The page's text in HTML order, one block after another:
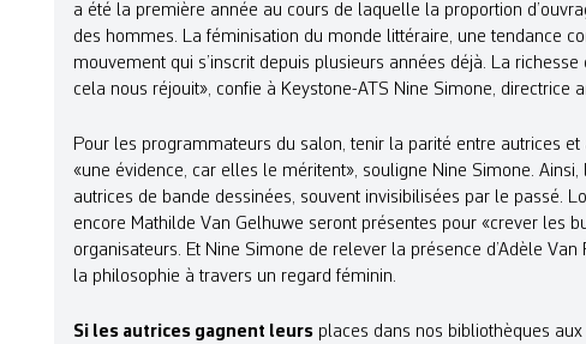
a été la première année au cours de laquelle la proportion
des hommes. La féminisation du monde littéraire, une tendance
mouvement qui s’inscrit depuis plusieurs années déjà. La
cela nous réjouit», confie à Keystone-ATS Nine Simone, directrice
Pour les programmateurs du salon, tenir la parité entre autrices et
«une évidence, car elles le méritent», souligne Nine Simone.
autrices de bande dessinées, souvent invisibilisées par le passé.
encore Mathilde Van Gelhuwe seront présentes pour «crever les
organisateurs. Et Nine Simone de relever la présence d’Adèle
la philosophie à travers un regard féminin.
Si les autrices gagnent leurs places dans nos bibliothèques